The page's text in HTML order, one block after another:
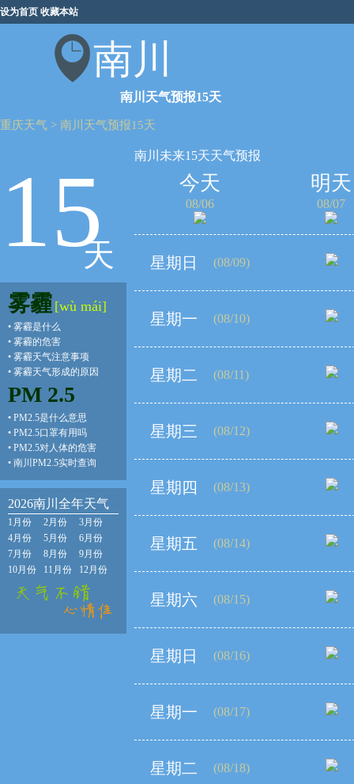
设为首页 收藏本站
南川
南川天气预报15天
重庆天气 > 南川天气预报15天
15
天
雾霾 [wù mái]
• 雾霾是什么
• 雾霾的危害
• 雾霾天气注意事项
• 雾霾天气形成的原因
PM 2.5
• PM2.5是什么意思
• PM2.5口罩有用吗
• PM2.5对人体的危害
• 南川PM2.5实时查询
2026南川全年天气
1月份 2月份
3月份
4月份
5月份
6月份
7月份
8月份
9月份
10月份
11月份 12月份
南川未来15天天气预报
今天
08/06
明天
08/07
星期日 (08/09)
星期一 (08/10)
星期二 (08/11)
星期三 (08/12)
星期四 (08/13)
星期五 (08/14)
星期六 (08/15)
星期日 (08/16)
星期一 (08/17)
星期二 (08/18)